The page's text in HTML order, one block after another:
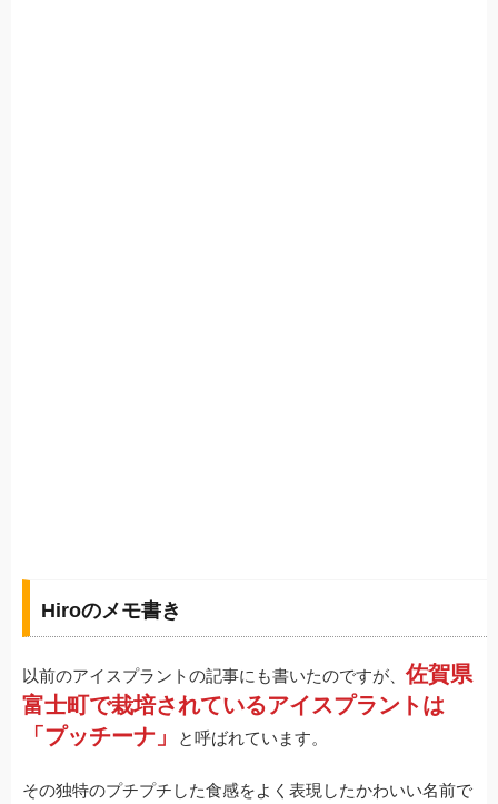
Hiroのメモ書き
以前のアイスプラントの記事にも書いたのですが、佐賀県
富士町で栽培されているアイスプラントは
「プッチーナ」
と呼ばれています。
その独特のプチプチした食感をよく表現したかわいい名前で